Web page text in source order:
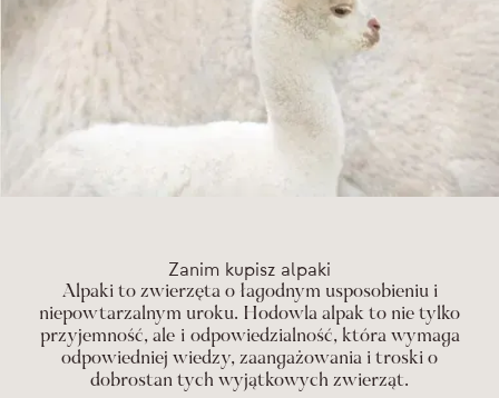
Zanim kupisz alpaki
Alpaki to zwierzęta o łagodnym usposobieniu i
niepowtarzalnym uroku. Hodowla alpak to nie tylko
przyjemność, ale i odpowiedzialność, która wymaga
odpowiedniej wiedzy, zaangażowania i troski o
dobrostan tych wyjątkowych zwierząt.